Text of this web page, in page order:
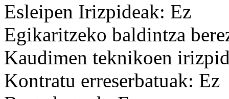
Esleipen Irizpideak: Ez
Egikaritzeko baldintza
Kaudimen teknikoen
Kontratu erreserbatuak: Ez